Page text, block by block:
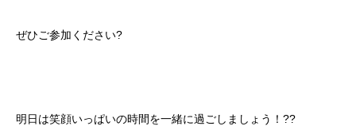
ぜひご参加ください?
明日は笑顔いっぱいの時間を一緒に過ごしましょう！??